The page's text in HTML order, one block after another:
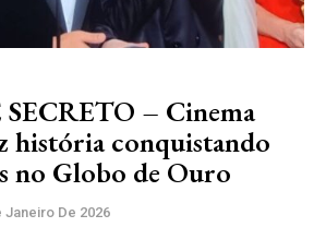
– Cinema
história conquistando
no Globo de Ouro
Janeiro De 2026